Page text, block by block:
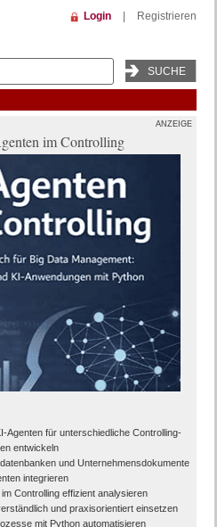
Login Registrieren
ANZEIGE
im Controlling
Agenten für unterschiedliche Controlling-
entwickeln
und Unternehmensdokumente
integrieren
im Controlling effizient analysieren
und praxisorientiert einsetzen
mit Python automatisieren